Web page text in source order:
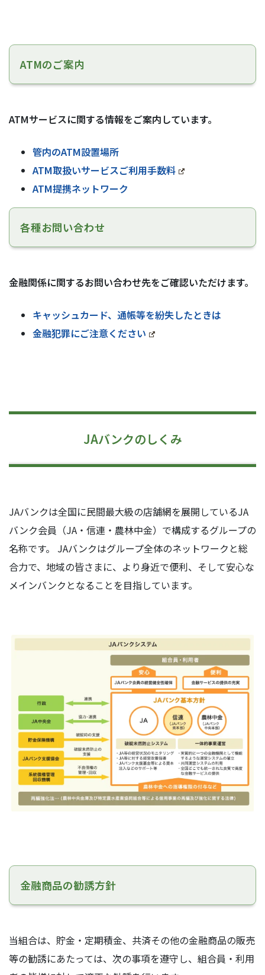
ATMのご案内
ATMサービスに関する情報をご案内しています。
管内のATM設置場所
ATM取扱いサービスご利用手数料
ATM提携ネットワーク
各種お問い合わせ
金融関係に関するお問い合わせ先をご確認いただけます。
キャッシュカード、通帳等を紛失したときは
金融犯罪にご注意ください
JAバンクのしくみ
JAバンクは全国に民間最大級の店舗網を展開しているJA
バンク会員（JA・信連・農林中金）で構成するグループの
名称です。 JAバンクはグループ全体のネットワークと総
合力で、地域の皆さまに、より身近で便利、そして安心な
メインバンクとなることを目指しています。
金融商品の勧誘方針
当組合は、貯金・定期積金、共済その他の金融商品の販売
等の勧誘にあたっては、次の事項を遵守し、組合員・利用